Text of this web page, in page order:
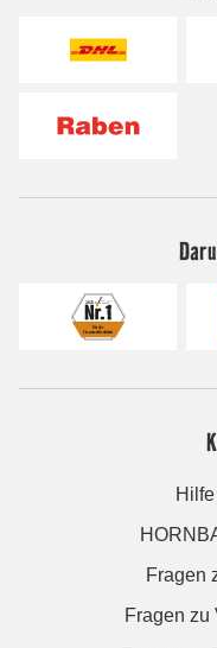
Fragen
Fragen zu